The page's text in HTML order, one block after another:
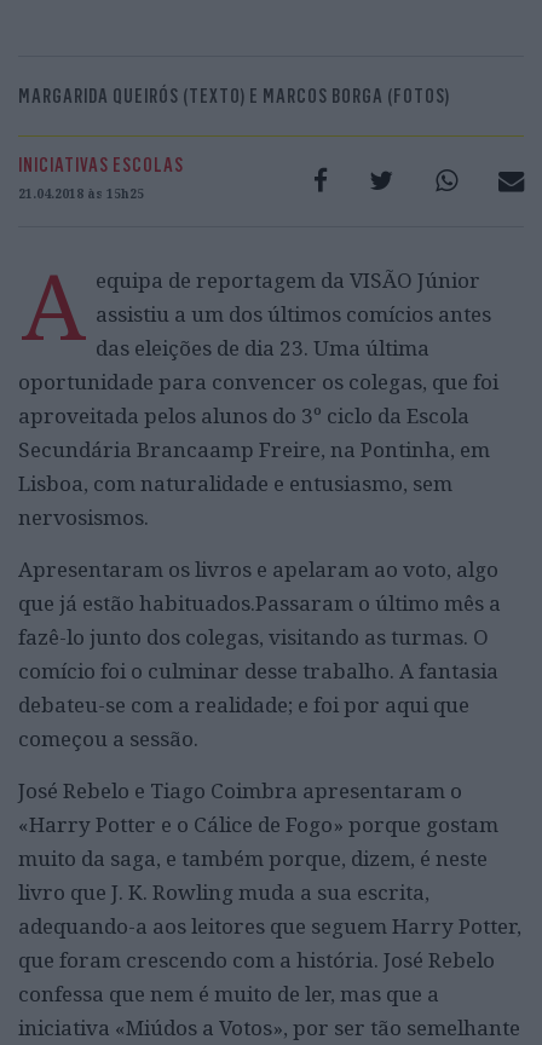
MARGARIDA QUEIRÓS (TEXTO) E MARCOS BORGA (FOTOS)
INICIATIVAS ESCOLAS
21.04.2018 às 15h25
A equipa de reportagem da VISÃO Júnior
assistiu a um dos últimos comícios antes
das eleições de dia 23. Uma última
oportunidade para convencer os colegas, que foi
aproveitada pelos alunos do 3º ciclo da Escola
Secundária Brancaamp Freire, na Pontinha, em
Lisboa, com naturalidade e entusiasmo, sem
nervosismos.
Apresentaram os livros e apelaram ao voto, algo
que já estão habituados.Passaram o último mês a
fazê-lo junto dos colegas, visitando as turmas. O
comício foi o culminar desse trabalho. A fantasia
debateu-se com a realidade; e foi por aqui que
começou a sessão.
José Rebelo e Tiago Coimbra apresentaram o
«Harry Potter e o Cálice de Fogo» porque gostam
muito da saga, e também porque, dizem, é neste
livro que J. K. Rowling muda a sua escrita,
adequando-a aos leitores que seguem Harry Potter,
que foram crescendo com a história. José Rebelo
confessa que nem é muito de ler, mas que a
iniciativa «Miúdos a Votos», por ser tão semelhante